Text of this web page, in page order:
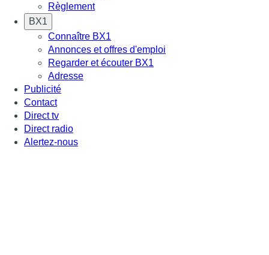
Règlement
BX1
Connaître BX1
Annonces et offres d'emploi
Regarder et écouter BX1
Adresse
Publicité
Contact
Direct tv
Direct radio
Alertez-nous